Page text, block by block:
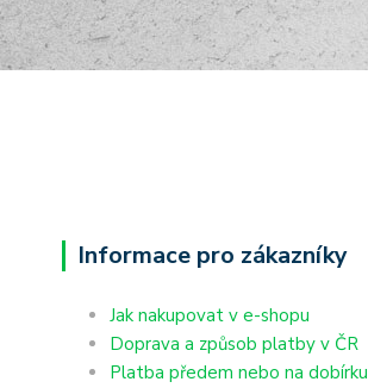
Informace pro zákazníky
Jak nakupovat v e-shopu
Doprava a způsob platby v ČR
Platba předem nebo na dobírku